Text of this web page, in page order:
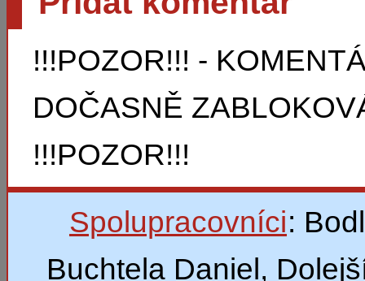
!!!POZOR!!! -
DOČASNĚ
!!!POZOR!!!
Spolupracovníci:
Buchtela Daniel,